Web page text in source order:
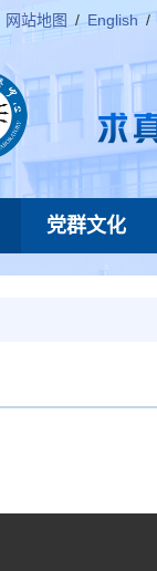
网站地图 / English /
党群文化